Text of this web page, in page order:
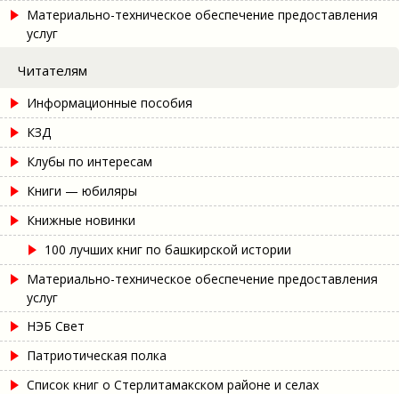
Материально-техническое обеспечение предоставления
услуг
Читателям
Информационные пособия
КЗД
Клубы по интересам
Книги — юбиляры
Книжные новинки
100 лучших книг по башкирской истории
Материально-техническое обеспечение предоставления
услуг
НЭБ Свет
Патриотическая полка
Список книг о Стерлитамакском районе и селах